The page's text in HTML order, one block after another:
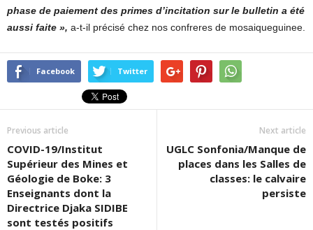
phase de paiement des primes d’incitation sur le bulletin a été
aussi faite », a-t-il précisé chez nos confreres de mosaiqueguinee.
Facebook Twitter
Previous article
COVID-19/Institut
Supérieur des Mines et
Géologie de Boke: 3
Enseignants dont la
Directrice Djaka SIDIBE
sont testés positifs
Next article
UGLC Sonfonia/Manque de
places dans les Salles de
classes: le calvaire
persiste